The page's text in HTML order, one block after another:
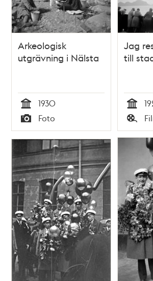
teman
Arkeologisk
utgrävning i Nälsta
Tid
1930
Typ
Foto
Jag
till
Tid
Typ